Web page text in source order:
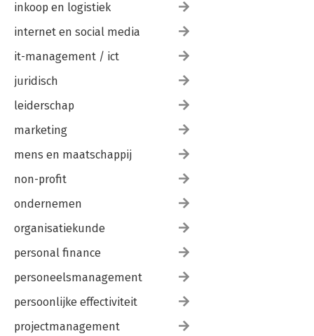
inkoop en logistiek
internet en social media
it-management / ict
juridisch
leiderschap
marketing
mens en maatschappij
non-profit
ondernemen
organisatiekunde
personal finance
personeelsmanagement
persoonlijke effectiviteit
projectmanagement